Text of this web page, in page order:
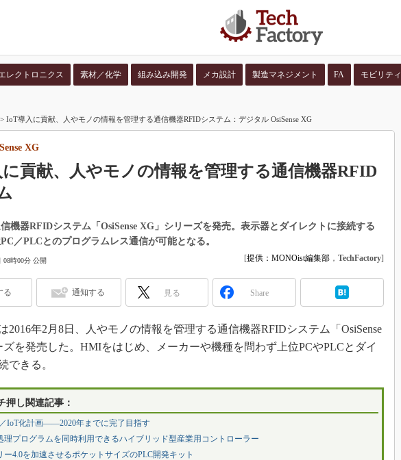
レクトロニクス 素材／化学 組み込み開発 メカ設計 製造マネジメント FA モビリティ
> IoT導入に貢献、人やモノの情報を管理する通信機器RFIDシステム：デジタル OsiSense XG
貢献、人やモノの情報を管理する通信機器RFID
XG
機器RFIDシステム「OsiSense XG」シリーズを発売。表示器とダイレクトに接続する
／PLCとのプログラムレス通信が可能となる。
08時00分 公開 [提供：MONOist編集部 ， TechFactory]
る 通知する 見る Share
2016年2月8日、人やモノの情報を管理する通信機器RFIDシステム「OsiSense
を発売した。HMIをはじめ、メーカーや機種を問わず上位PCやPLCとダイ
できる。
押し関連記事：
IoT化計画――2020年までに完了目指す
理プログラムを同時利用できるハイブリッド型産業用コントローラー
ー4.0を加速させるポケットサイズのPLC開発キット